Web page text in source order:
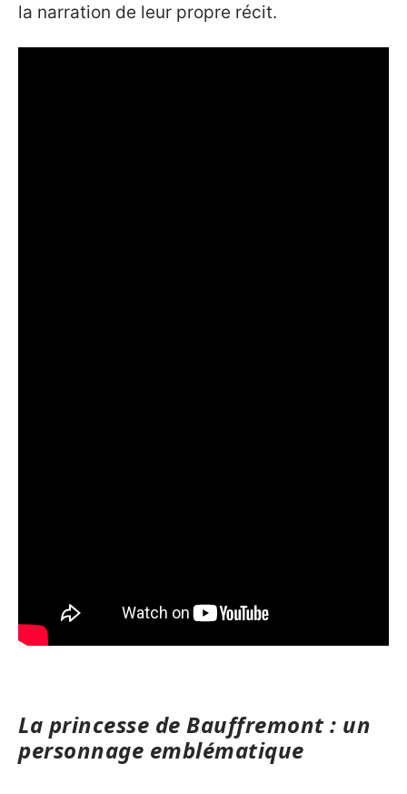
la narration de leur propre récit.
La princesse de Bauffremont : un
personnage emblématique